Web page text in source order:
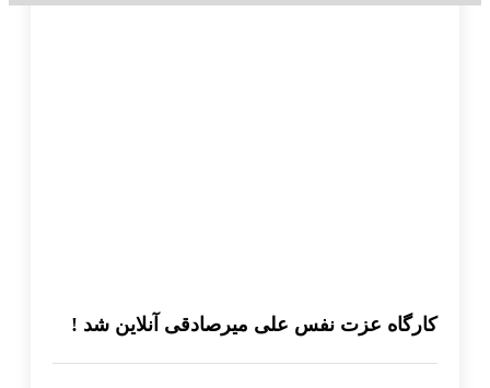
کارگاه عزت نفس علی میرصادقی آنلاین شد !